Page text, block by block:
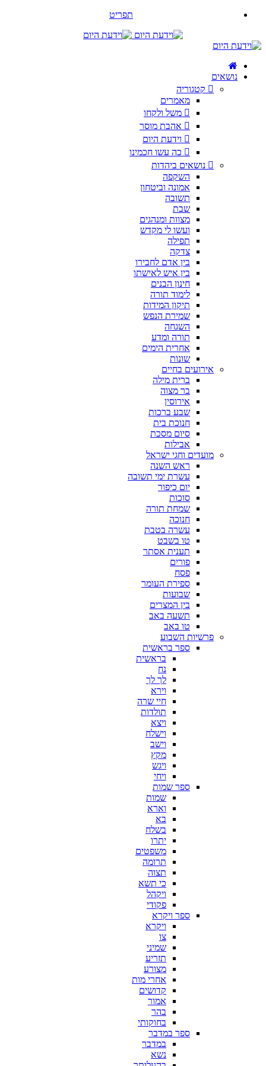
תפריט
נושאים
קטגוריה
מאמרים
משל ולקחו
אהבת מוסר
וידעת היום
כה עשו חכמינו
נושאים ביהדות
השקפה
אמונה וביטחון
תשובה
שבת
מצוות ומנהגים
ועשו לי מקדש
תפילה
צדקה
בין אדם לחבירו
בין איש לאישתו
חינון הבנים
לימוד תורה
תיקון המידות
שמירת הנפש
השגחה
תורה ומדע
אחרית הימים
שונות
אירועים בחיים
ברית מילה
בר מצוה
אירוסין
שבע ברכות
חנוכת בית
סיום מסכת
אבילות
מועדים וחגי ישראל
ראש השנה
עשרת ימי תשובה
יום כיפור
סוכות
שמחת תורה
חנוכה
עשרה בטבת
טו בשבט
תענית אסתר
פורים
פסח
ספירת העומר
שבועות
בין המצרים
תשעה באב
טו באב
פרשיות השבוע
ספר בראשית
בראשית
נח
לך לך
וירא
חיי שרה
תולדות
ויצא
וישלח
וישב
מקץ
ויגש
ויחי
ספר שמות
שמות
וארא
בא
בשלח
יתרו
משפטים
תרומה
תצוה
כי תשא
ויקהל
פקודי
ספר ויקרא
ויקרא
צו
שמיני
תזריע
מצורע
אחרי מות
קדושים
אמור
בהר
בחוקותי
ספר במדבר
במדבר
נשא